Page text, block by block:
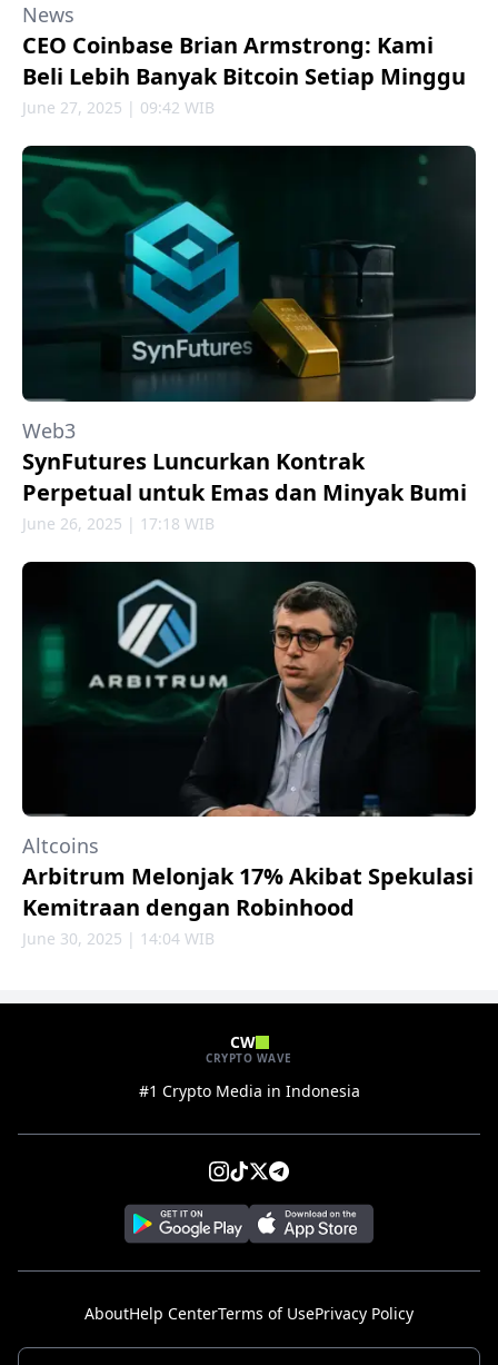
News
CEO Coinbase Brian Armstrong: Kami
Beli Lebih Banyak Bitcoin Setiap Minggu
June 27, 2025 | 09:42 WIB
Web3
SynFutures Luncurkan Kontrak
Perpetual untuk Emas dan Minyak Bumi
June 26, 2025 | 17:18 WIB
Altcoins
Arbitrum Melonjak 17% Akibat Spekulasi
Kemitraan dengan Robinhood
June 30, 2025 | 14:04 WIB
CW
CRYPTO WAVE
#1 Crypto Media in Indonesia
AboutHelp CenterTerms of UsePrivacy Policy